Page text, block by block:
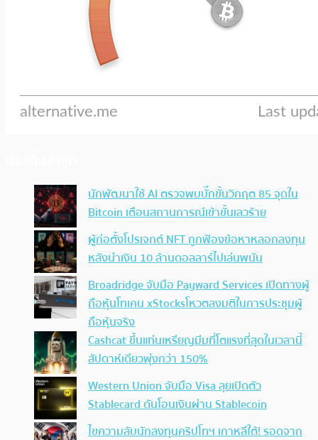
นักพัฒนาใช้ AI ตรวจพบบั๊กขั้นวิกฤต 85 จุดใน
Bitcoin เตือนสถานการณ์เข้าขั้นเลวร้าย
ผู้ก่อตั้งโปรเจกต์ NFT ถูกฟ้องข้อหาหลอกลงทุน
หลังนำเงิน 10 ล้านดอลลาร์ไปเล่นพนัน
Broadridge จับมือ Payward Services เปิดทางผู้
ถือหุ้นโทเคน xStocksโหวตลงมติในการประชุมผู้
ถือหุ้นจริง
Cashcat ขึ้นแท่นเหรียญมีมที่โตแรงที่สุดในเวลานี้
สัปดาห์เดียวพุ่งกว่า 150%
Western Union จับมือ Visa ลุยเปิดตัว
Stablecard ดันโอนเงินผ่าน Stablecoin
ไขความลับนักลงทุนคริปโทฯ เกาหลีใต้! รอดจาก